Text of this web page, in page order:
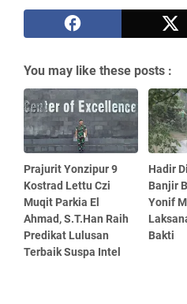
You may like these posts :
Prajurit Yonzipur 9
Kostrad Lettu Czi
Muqit Parkia El
Ahmad, S.T.Han Raih
Predikat Lulusan
Terbaik Suspa Intel
Hadir
Banjir
Yonif
Bakti